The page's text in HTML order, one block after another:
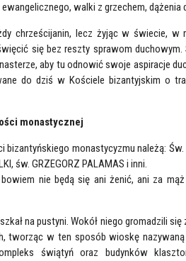
walki z grzechem,
chrześcijanin, lecz żyjąc w świecie,
się bez reszty sprawom
aby tu odnowić swoje aspiracje
do dziś w Kościele bizantyjskim o
monastycznej
monastycyzmu należą: Św.
św. GRZEGORZ PALAMAS i inni.
nie będą się ani żenić, ani za
na pustyni. Wokół niego gromadzili
tworząc w ten sposób wioskę
świątyń oraz budynków